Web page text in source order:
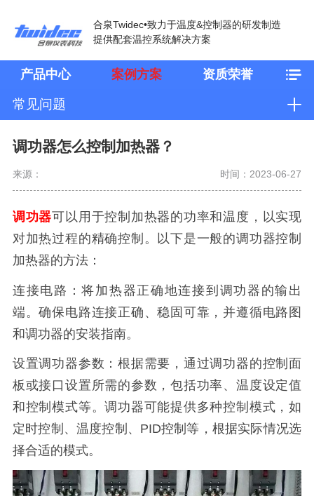
合泉Twidec•致力于温度&控制器的研发制造
提供配套温控系统解决方案
产品中心 案例方案 资质荣誉
常见问题
调功器怎么控制加热器？
来源： 时间：2023-06-27
调功器可以用于控制加热器的功率和温度，以实现
对加热过程的精确控制。以下是一般的调功器控制
加热器的方法：
连接电路：将加热器正确地连接到调功器的输出
端。确保电路连接正确、稳固可靠，并遵循电路图
和调功器的安装指南。
设置调功器参数：根据需要，通过调功器的控制面
板或接口设置所需的参数，包括功率、温度设定值
和控制模式等。调功器可能提供多种控制模式，如
定时控制、温度控制、PID控制等，根据实际情况选
择合适的模式。